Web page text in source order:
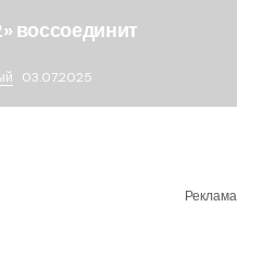
воссоединит
03.07.2025
Реклама